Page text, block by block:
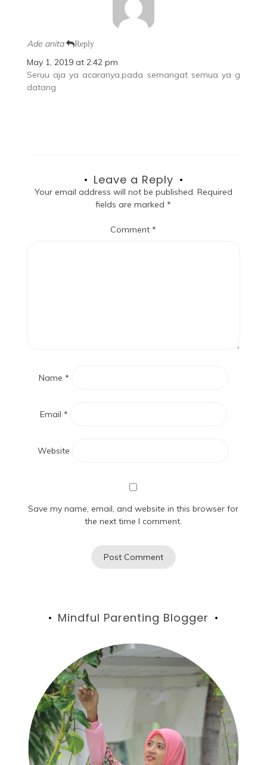
Ade anita Reply
May 1, 2019 at 2:42 pm
Seruu aja ya acaranya.pada semangat semua ya g
datang
Leave a Reply
Your email address will not be published. Required
fields are marked*
Comment*
Name *
Email *
Website
Save my name, email, and website in this browser for
the next time I comment.
Mindful Parenting Blogger